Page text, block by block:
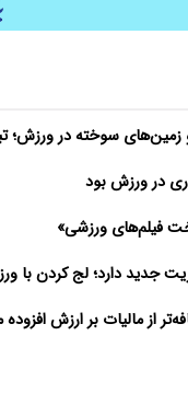
سوخته‌ در ورزش؛
فیلم‌های ورزشی»
جدید دارد؛ لج کردن با
از مالیات بر ارزش افزوده